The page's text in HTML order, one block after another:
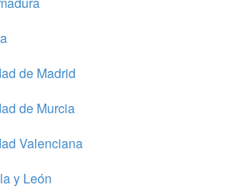
de Madrid
de Murcia
Valenciana
y León